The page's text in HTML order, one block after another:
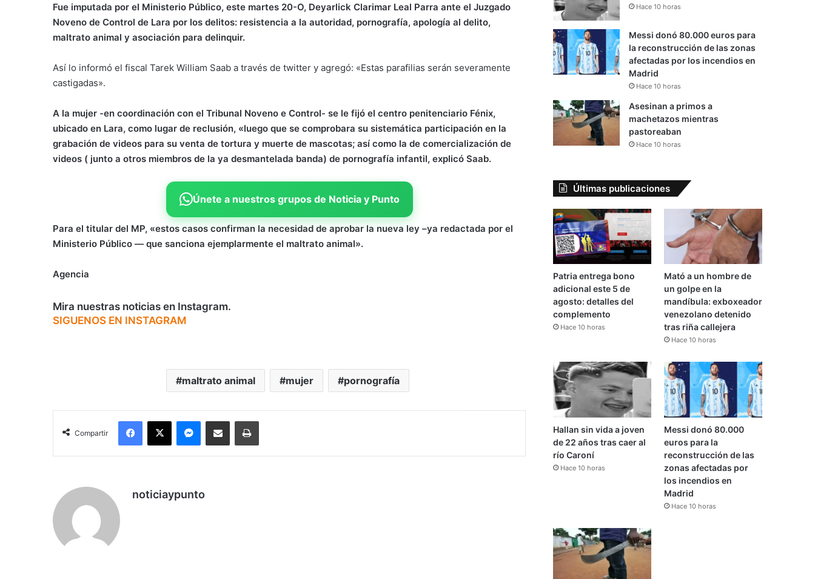
Fue imputada por el Ministerio Público, este martes 20-O, Deyarlick Clarimar Leal Parra ante el Juzgado
Noveno de Control de Lara por los delitos: resistencia a la autoridad, pornografía, apología al delito,
maltrato animal y asociación para delinquir.
Así lo informó el fiscal Tarek William Saab a través de twitter y agregó: «Estas parafilias serán severamente
castigadas».
A la mujer -en coordinación con el Tribunal Noveno e Control- se le fijó el centro penitenciario Fénix,
ubicado en Lara, como lugar de reclusión, «luego que se comprobara su sistemática participación en la
grabación de videos para su venta de tortura y muerte de mascotas; así como la de comercialización de
videos ( junto a otros miembros de la ya desmantelada banda) de pornografía infantil, explicó Saab.
Únete a nuestros grupos de Noticia y Punto
Para el titular del MP, «estos casos confirman la necesidad de aprobar la nueva ley –ya redactada por el
Ministerio Público — que sanciona ejemplarmente el maltrato animal».
Agencia
Mira nuestras noticias en Instagram.
SIGUENOS EN INSTAGRAM
maltrato animal mujer pornografía
Compartir
Facebook
X MessengerCompartir por correo electrónicoImprimir
noticiaypunto
Hace 10 horas
Messi donó 80.000 euros para
la reconstrucción de las zonas
afectadas por los incendios en
Madrid
Hace 10 horas
Asesinan a primos a
machetazos mientras
pastoreaban
Hace 10 horas
Últimas publicaciones
Patria entrega bono
adicional este 5 de
agosto: detalles del
complemento
Hace 10 horas
Mató a un hombre de
un golpe en la
mandíbula: exboxeador
venezolano detenido
tras riña callejera
Hace 10 horas
Hallan sin vida a joven
de 22 años tras caer al
río Caroní
Hace 10 horas
Messi donó 80.000
euros para la
reconstrucción de las
zonas afectadas por
los incendios en
Madrid
Hace 10 horas